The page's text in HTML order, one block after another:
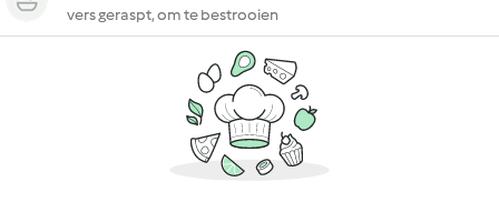
vers geraspt, om te bestrooien